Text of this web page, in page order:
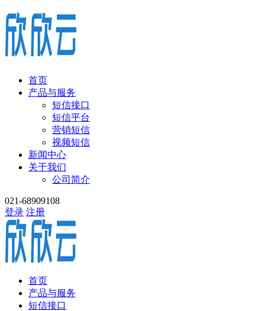
首页
产品与服务
短信接口
短信平台
营销短信
视频短信
新闻中心
关于我们
公司简介
021-68909108
登录 注册
首页
产品与服务
短信接口